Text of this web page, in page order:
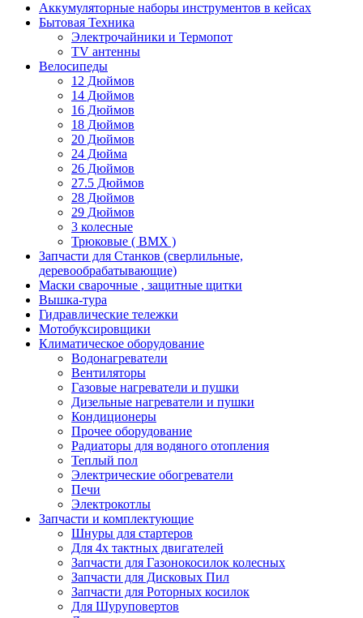
Аккумуляторные наборы инструментов в кейсах
Бытовая Техника
Электрочайники и Термопот
TV антенны
Велосипеды
12 Дюймов
14 Дюймов
16 Дюймов
18 Дюймов
20 Дюймов
24 Дюйма
26 Дюймов
27.5 Дюймов
28 Дюймов
29 Дюймов
3 колесные
Трюковые ( BMX )
Запчасти для Станков (сверлильные,
деревообрабатывающие)
Маски сварочные , защитные щитки
Вышка-тура
Гидравлические тележки
Мотобуксировщики
Климатическое оборудование
Водонагреватели
Вентиляторы
Газовые нагреватели и пушки
Дизельные нагреватели и пушки
Кондиционеры
Прочее оборудование
Радиаторы для водяного отопления
Теплый пол
Электрические обогреватели
Печи
Электрокотлы
Запчасти и комплектующие
Шнуры для стартеров
Для 4х тактных двигателей
Запчасти для Газонокосилок колесных
Запчасти для Дисковых Пил
Запчасти для Роторных косилок
Для Шуруповертов